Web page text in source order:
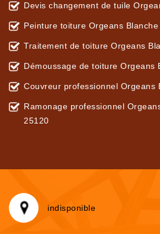
Devis changement de tuile
Peinture toiture Orgeans
Traitement de toiture Orgeans
Démoussage de toiture Orgeans
Couvreur professionnel Orgeans
Ramonage professionnel
25120
indisponible